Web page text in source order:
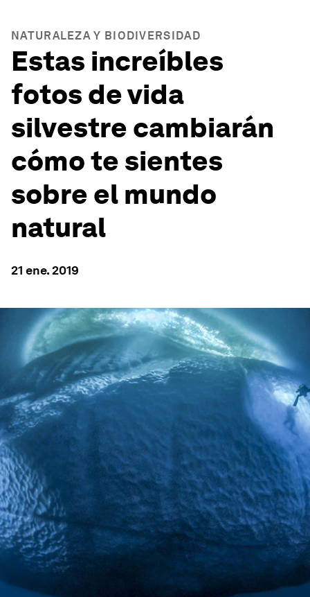
NATURALEZA Y BIODIVERSIDAD
Estas increíbles
fotos de vida
silvestre cambiarán
cómo te sientes
sobre el mundo
natural
21 ene. 2019